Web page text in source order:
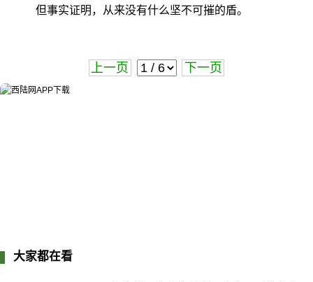
但事实证明，从来没有什么坚不可摧的盾。
上一页 下一页
大家都在看